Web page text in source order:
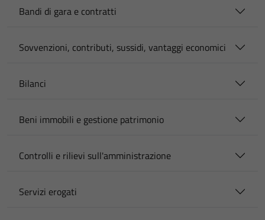
Bandi di gara e contratti
Sovvenzioni, contributi, sussidi, vantaggi economici
Bilanci
Beni immobili e gestione patrimonio
Controlli e rilievi sull'amministrazione
Servizi erogati